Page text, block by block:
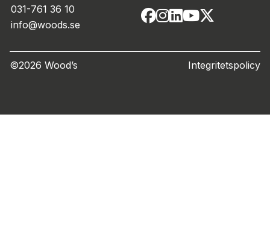
031-761 36 10
info@woods.se
©2026 Wood’s Integritetspolicy